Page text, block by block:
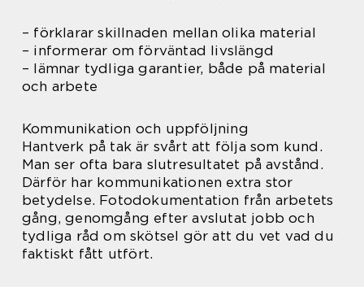
– förklarar skillnaden mellan olika material
– informerar om förväntad livslängd
– lämnar tydliga garantier, både på material
och arbete
Kommunikation och uppföljning
Hantverk på tak är svårt att följa som kund.
Man ser ofta bara slutresultatet på avstånd.
Därför har kommunikationen extra stor
betydelse. Fotodokumentation från arbetets
gång, genomgång efter avslutat jobb och
tydliga råd om skötsel gör att du vet vad du
faktiskt fått utfört.